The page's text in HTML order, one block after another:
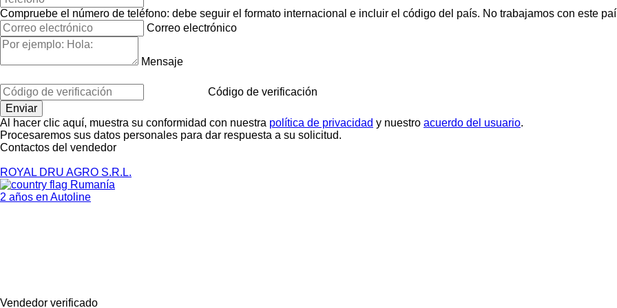
Compruebe el número de teléfono: debe seguir el formato internacional e incluir el código del país. No trabajamos con este
Correo electrónico
Mensaje
Código de verificación
Al hacer clic aquí, muestra su conformidad con nuestra política de privacidad y nuestro acuerdo del usuario.
Procesaremos sus datos personales para dar respuesta a su solicitud.
Contactos del vendedor
ROYAL DRU AGRO S.R.L.
Rumanía
2 años en Autoline
Vendedor verificado